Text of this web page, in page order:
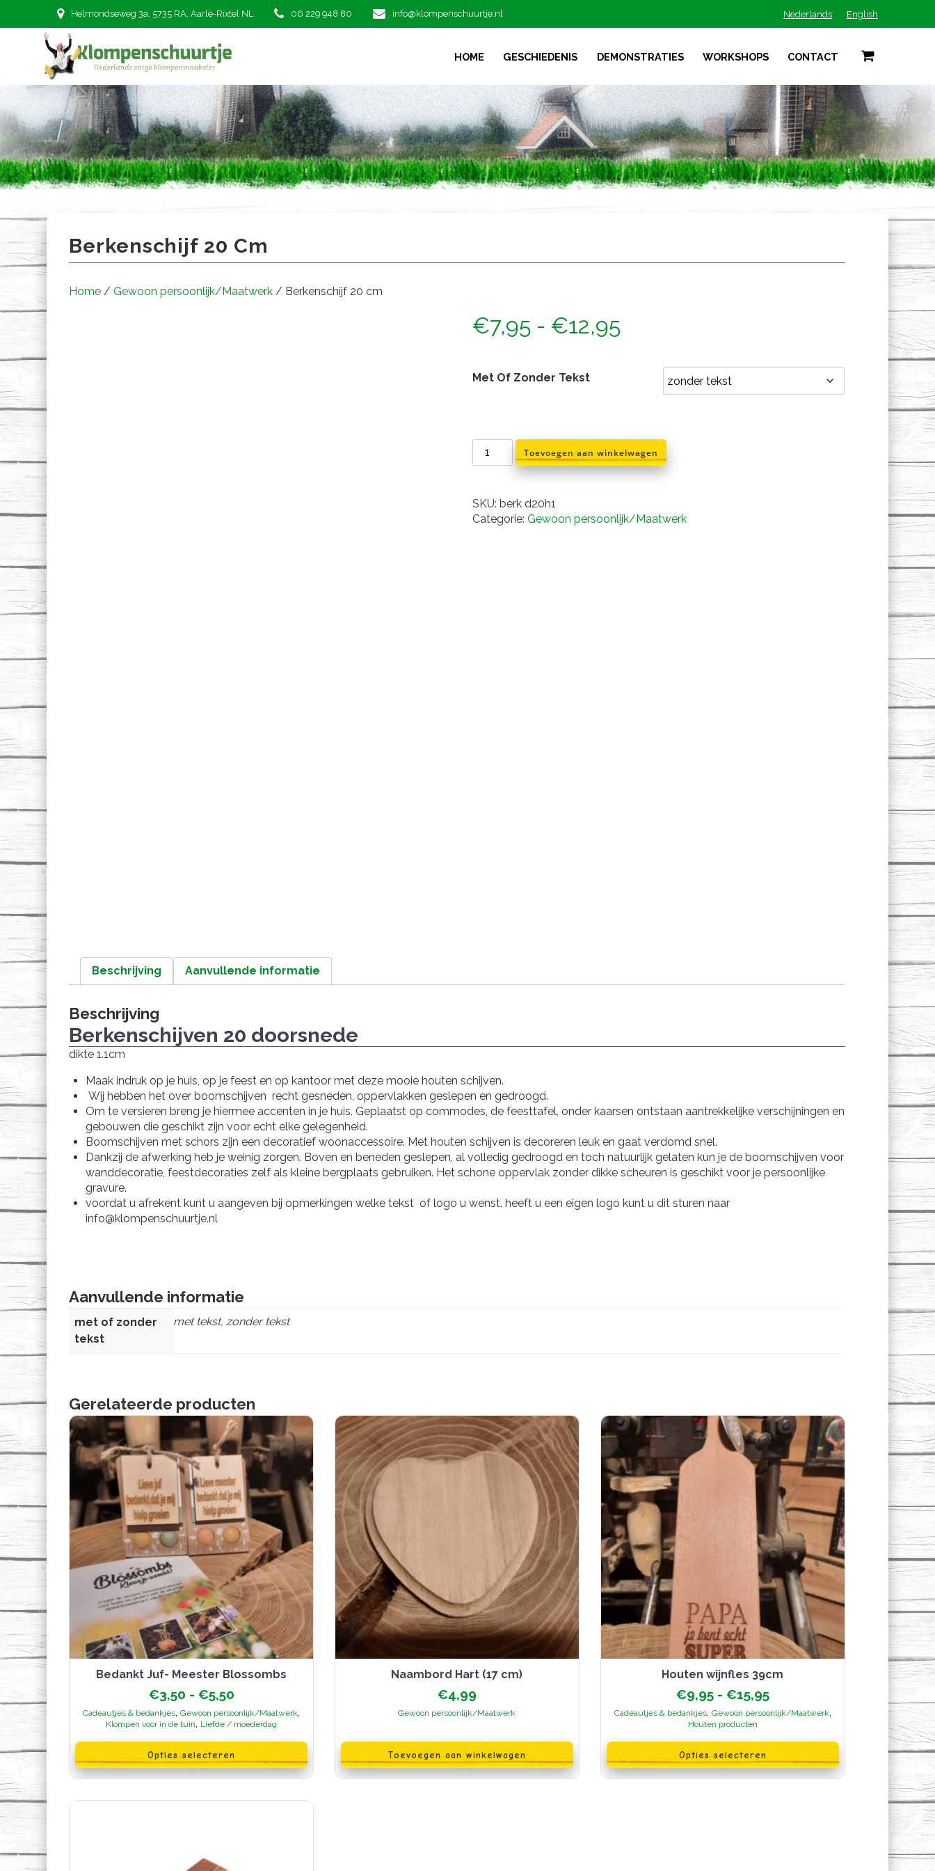
Helmondseweg 3a, 5735 RA, Aarle-Rixtel NL 06 229 948 80 info@klompenschuurtje.nl Nederlands English
HOME GESCHIEDENIS DEMONSTRATIES WORKSHOPS CONTACT
Berkenschijf 20 cm
Berkenschijf 20 Cm
Home /Gewoon persoonlijk/Maatwerk / Berkenschijf 20 cm
€7,95 - €12,95Prijsklasse:
Met Of Zonder Tekst
Berkenschijf
20
Toevoegen aan winkelwagen
SKU:berk d20h1
Categorie:Gewoon persoonlijk/Maatwerk
Beschrijving Aanvullende informatie
Beschrijving
Berkenschijven 20 doorsnede
dikte 1.1cm
Maak indruk op je huis, op je feest en op kantoor met deze mooie houten schijven.
Wij hebben het over boomschijven recht gesneden, oppervlakken geslepen en gedroogd.
Om te versieren breng je hiermee accenten in je huis. Geplaatst op commodes, de feesttafel, onder kaarsen ontstaan aantrekkelijke verschijningen en
gebouwen die geschikt zijn voor echt elke gelegenheid.
Boomschijven met schors zijn een decoratief woonaccessoire. Met houten schijven is decoreren leuk en gaat verdomd snel.
Dankzij de afwerking heb je weinig zorgen. Boven en beneden geslepen, al volledig gedroogd en toch natuurlijk gelaten kun je de boomschijven voor
wanddecoratie, feestdecoraties zelf als kleine bergplaats gebruiken. Het schone oppervlak zonder dikke scheuren is geschikt voor je persoonlijke
gravure.
voordat u afrekent kunt u aangeven bij opmerkingen welke tekst of logo u wenst. heeft u een eigen logo kunt u dit sturen naar
info@klompenschuurtje.nl
Aanvullende informatie
met of zonder
tekst
met tekst, zonder tekst
Gerelateerde producten
Bedankt Juf- Meester Blossombs
€3,50 - €5,50Prijsklasse:
€3,50
tot
Cadeautjes & bedankjes,Gewoon persoonlijk/Maatwerk,
Klompen voor in de tuin, Liefde / moederdag
Opties selecteren
product
heeft
meerdere
variaties.
optie
Naambord Hart (17 cm)
€4,99
Gewoon persoonlijk/Maatwerk
Toevoegen aan winkelwagen
Houten wijnfles 39cm
€9,95 - €15,95Prijsklasse:
€9,95
tot
Cadeautjes & bedankjes, Gewoon persoonlijk/Maatwerk,
Houten producten
Opties selecteren
product
heeft
meerdere
variaties.